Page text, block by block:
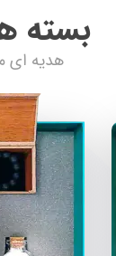
بسته
هدیه ای